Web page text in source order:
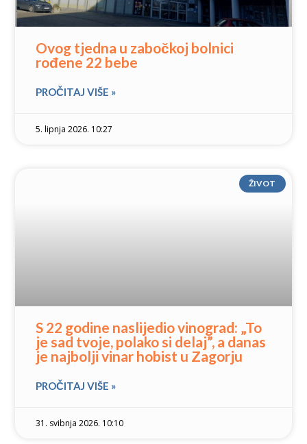
Ovog tjedna u zabočkoj bolnici
rođene 22 bebe
PROČITAJ VIŠE »
5. lipnja 2026. 10:27
ŽIVOT
S 22 godine naslijedio vinograd: „To
je sad tvoje, polako si delaj”, a danas
je najbolji vinar hobist u Zagorju
PROČITAJ VIŠE »
31. svibnja 2026. 10:10